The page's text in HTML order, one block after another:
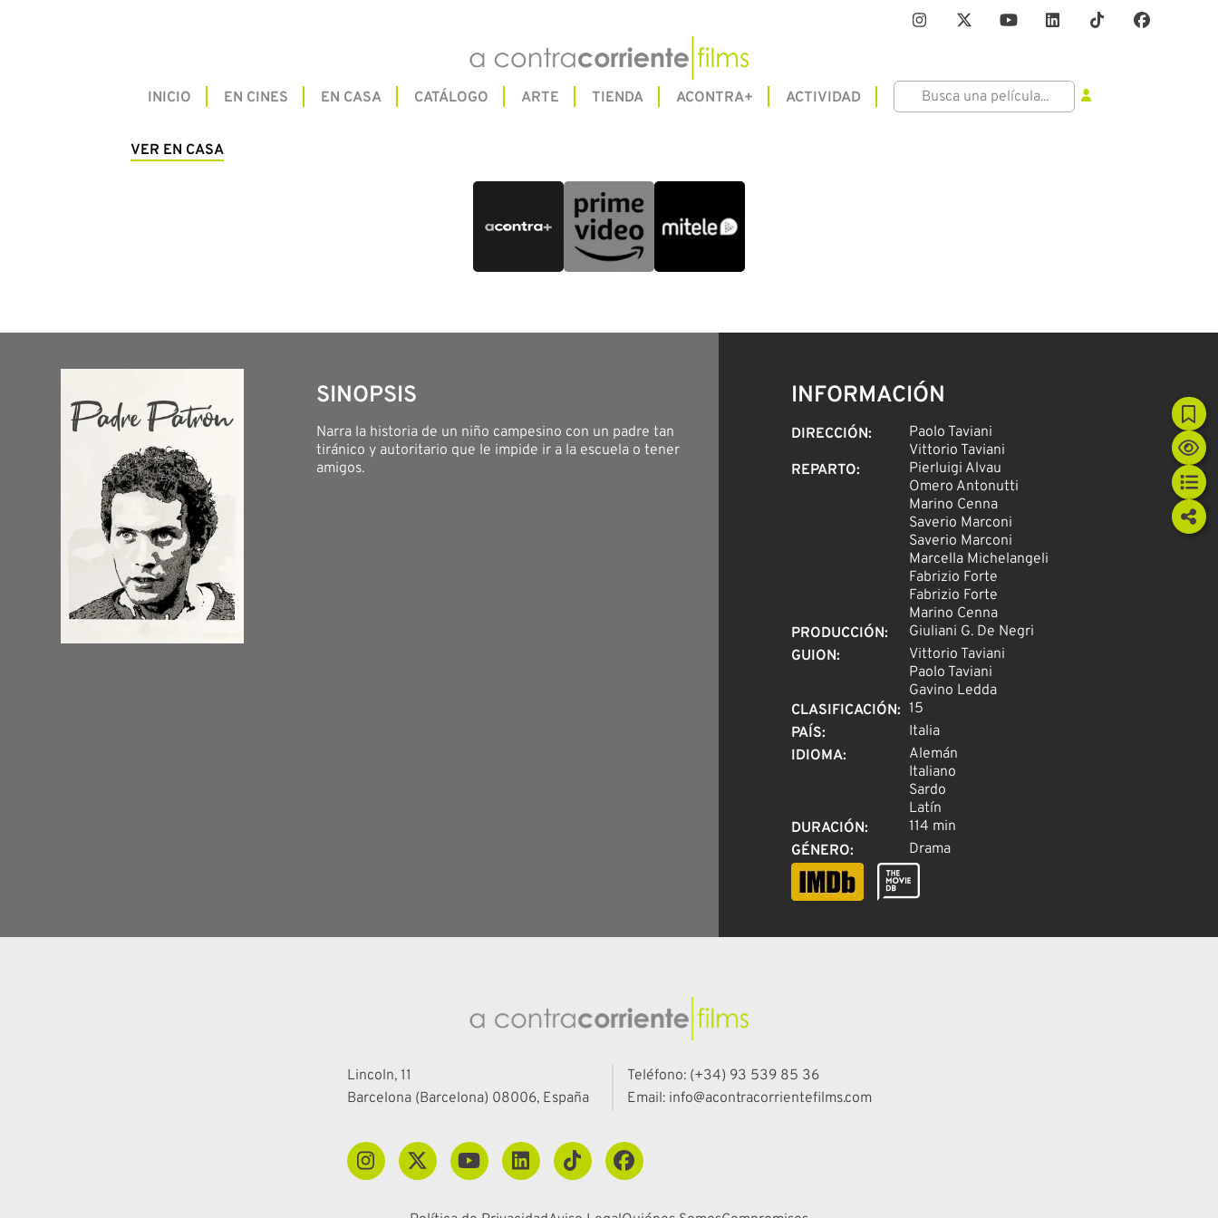
INICIO EN CINES EN CASA CATÁLOGO ARTE TIENDA ACONTRA+ ACTIVIDAD
VER EN CASA
SINOPSIS
Narra la historia de un niño campesino con un padre tan
tiránico y autoritario que le impide ir a la escuela o tener
amigos.
INFORMACIÓN
DIRECCIÓN:
Paolo Taviani
Vittorio Taviani
REPARTO:
Pierluigi Alvau
Omero Antonutti
Marino Cenna
Saverio Marconi
Saverio Marconi
Marcella Michelangeli
Fabrizio Forte
Fabrizio Forte
Marino Cenna
PRODUCCIÓN:
Giuliani G. De Negri
GUION:
Vittorio Taviani
Paolo Taviani
Gavino Ledda
CLASIFICACIÓN: 15
PAÍS:
Italia
IDIOMA:
Alemán
Italiano
Sardo
Latín
DURACIÓN:
114 min
GÉNERO: Drama
Lincoln, 11
Barcelona (Barcelona) 08006, España
Teléfono: (+34) 93 539 85 36
Email: info@acontracorrientefilms.com